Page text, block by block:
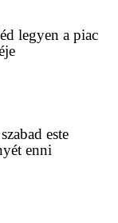
legyen a piac
este
enni